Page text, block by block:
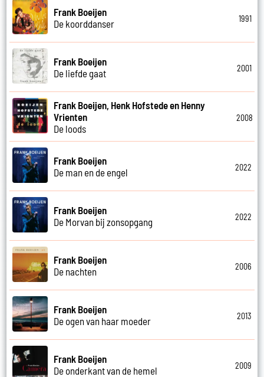
Frank Boeijen
De koorddanser
1991
Frank Boeijen
De liefde gaat
2001
Frank Boeijen, Henk Hofstede en Henny
Vrienten
De loods
2008
Frank Boeijen
De man en de engel
2022
Frank Boeijen
De Morvan bij zonsopgang
2022
Frank Boeijen
De nachten
2006
Frank Boeijen
De ogen van haar moeder
2013
Frank Boeijen
De onderkant van de hemel
2009